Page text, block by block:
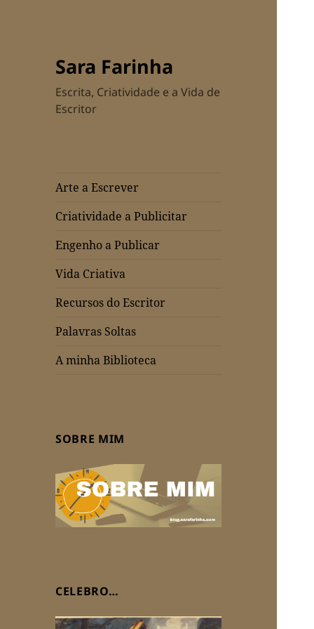
Sara Farinha
Escrita, Criatividade e a Vida de
Escritor
Arte a Escrever
Criatividade a Publicitar
Engenho a Publicar
Vida Criativa
Recursos do Escritor
Palavras Soltas
A minha Biblioteca
SOBRE MIM
CELEBRO…